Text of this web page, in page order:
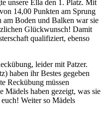
unsere Ella den 1. Platz. Mit
14,00 Punkten am Sprung
am Boden und Balken war sie
Glückwunsch! Damit
qualifiziert, ebenso
leider mit Patzer.
haben ihr Bestes gegeben
Reckübung müssen
Mädels haben gezeigt, was sie
Weiter so Mädels